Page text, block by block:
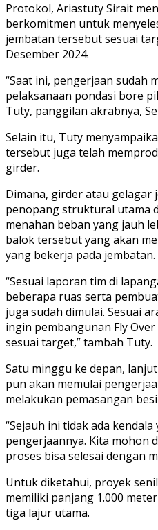
Protokol, Ariastuty Sirait
berkomitmen untuk
jembatan tersebut sesuai
Desember 2024.
“Saat ini, pengerjaan sudah
pelaksanaan pondasi bore
Tuty, panggilan akrabnya,
Selain itu, Tuty
tersebut juga telah
girder.
Dimana, girder atau
penopang struktural utama
menahan beban yang jauh
balok tersebut yang akan
yang bekerja pada jembatan.
“Sesuai laporan tim di
beberapa ruas serta
juga sudah dimulai. Sesuai
ingin pembangunan Fly
sesuai target,” tambah Tuty.
Satu minggu ke depan,
pun akan memulai
melakukan pemasangan
“Sejauh ini tidak ada
pengerjaannya. Kita mohon
proses bisa selesai dengan
Untuk diketahui, proyek
memiliki panjang 1.000
tiga lajur utama.